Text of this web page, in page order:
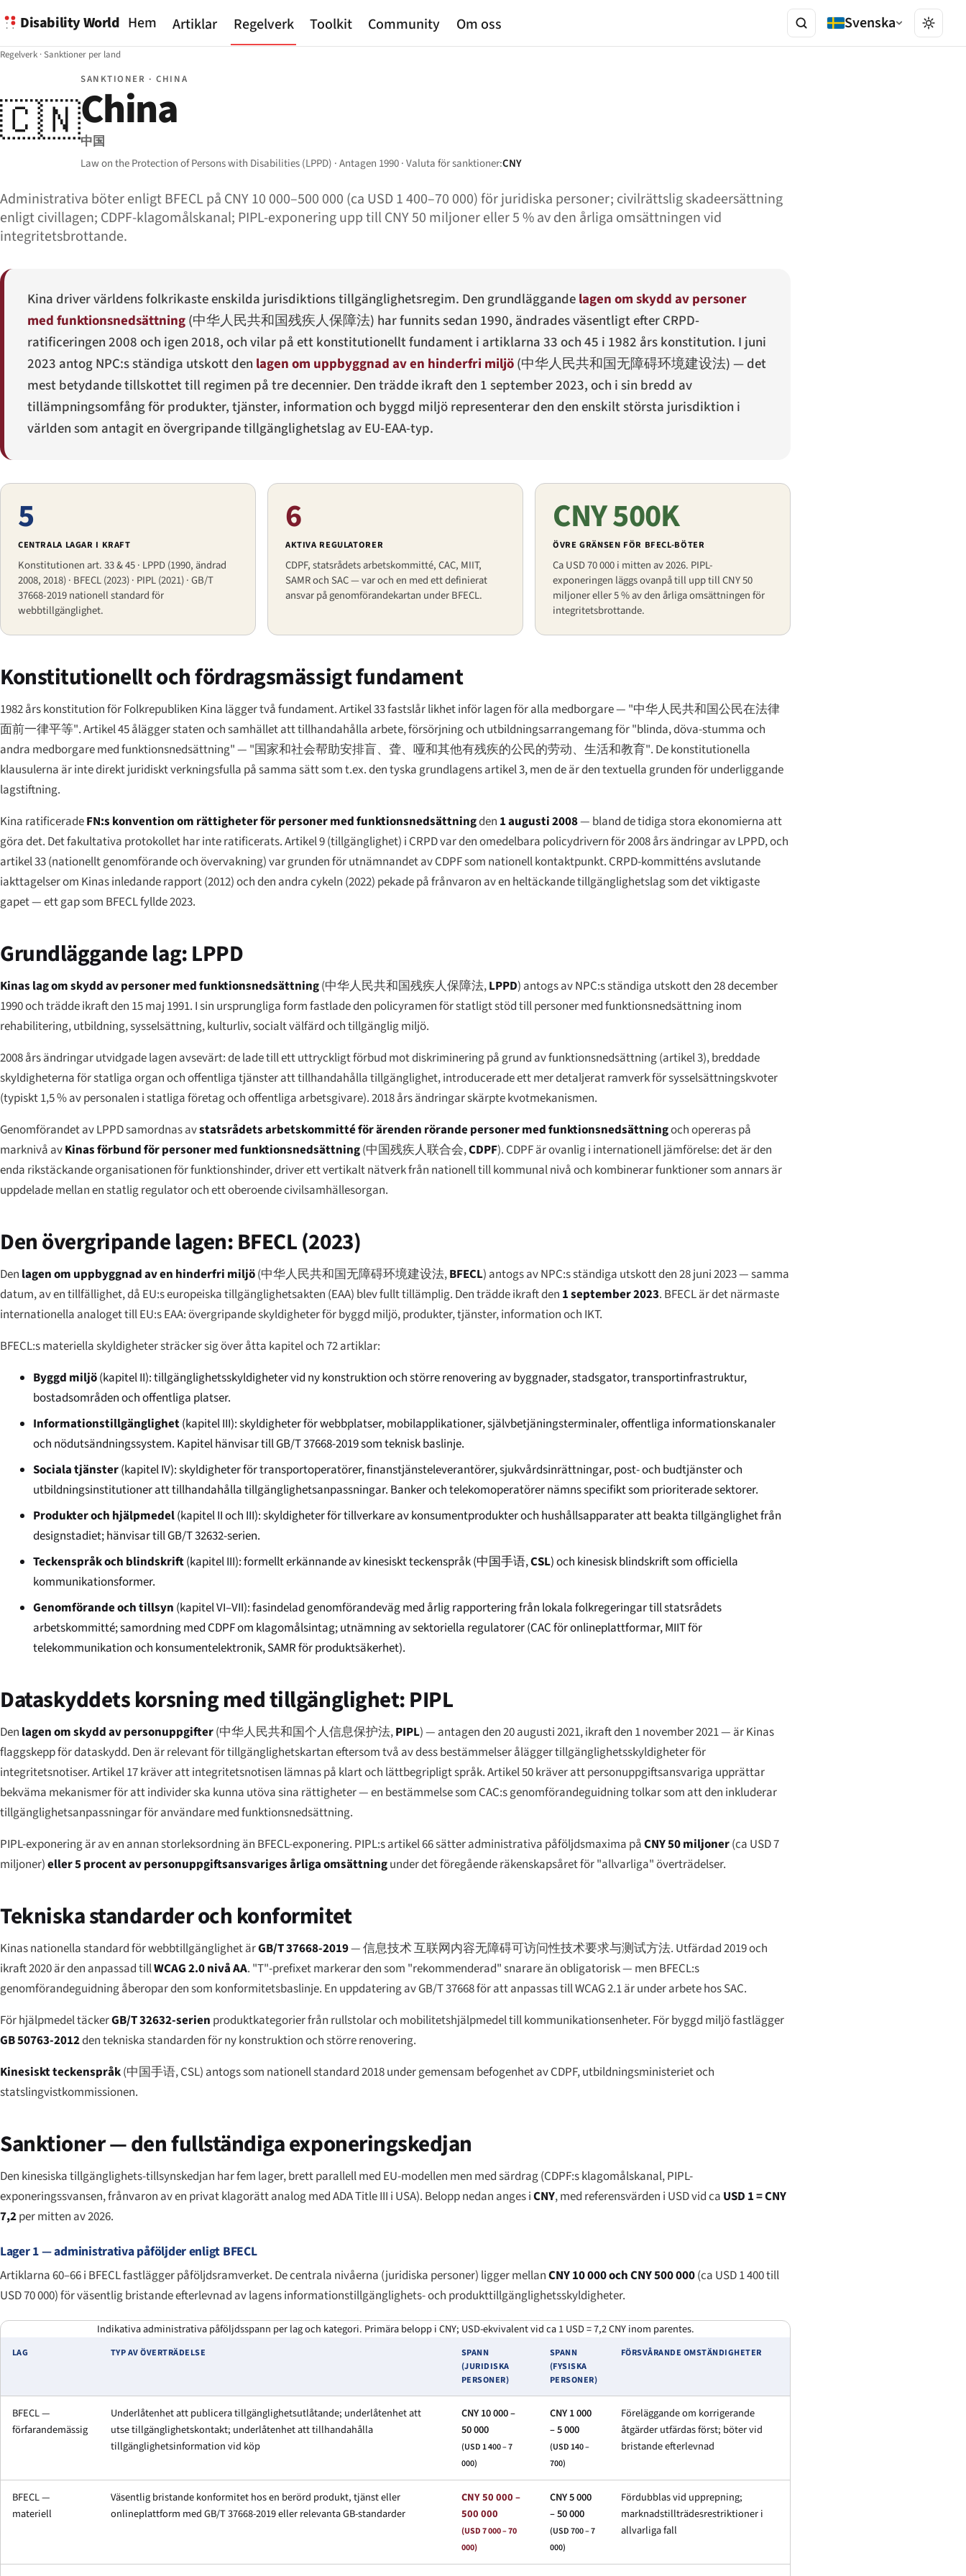
Disability World Hem Artiklar Regelverk Toolkit Community Om oss Svenska
Regelverk ·Sanktioner per land
🇨🇳
SANKTIONER · CHINA
China
中国
Law on the Protection of Persons with Disabilities (LPPD) · Antagen 1990 · Valuta för sanktioner:CNY
Administrativa böter enligt BFECL på CNY 10 000–500 000 (ca USD 1 400–70 000) för juridiska personer; civilrättslig skadeersättning
enligt civillagen; CDPF-klagomålskanal; PIPL-exponering upp till CNY 50 miljoner eller 5 % av den årliga omsättningen vid
integritetsbrottande.
Kina driver världens folkrikaste enskilda jurisdiktions tillgänglighetsregim. Den grundläggandelagen om skydd av personer
med funktionsnedsättning(中华人民共和国残疾人保障法) har funnits sedan 1990, ändrades väsentligt efter CRPD-
ratificeringen 2008 och igen 2018, och vilar på ett konstitutionellt fundament i artiklarna 33 och 45 i 1982 års konstitution. I juni
2023 antog NPC:s ständiga utskott den lagen om uppbyggnad av en hinderfri miljö(中华人民共和国无障碍环境建设法) — det
mest betydande tillskottet till regimen på tre decennier. Den trädde ikraft den 1 september 2023, och i sin bredd av
tillämpningsomfång för produkter, tjänster, information och byggd miljö representerar den den enskilt största jurisdiktion i
världen som antagit en övergripande tillgänglighetslag av EU-EAA-typ.
5
CENTRALA LAGAR I KRAFT
Konstitutionen art. 33 & 45 · LPPD (1990, ändrad
2008, 2018) · BFECL (2023) · PIPL (2021) · GB/T
37668-2019 nationell standard för
webbtillgänglighet.
6
AKTIVA REGULATORER
CDPF, statsrådets arbetskommitté, CAC, MIIT,
SAMR och SAC — var och en med ett definierat
ansvar på genomförandekartan under BFECL.
CNY 500K
ÖVRE GRÄNSEN FÖR BFECL-BÖTER
Ca USD 70 000 i mitten av 2026. PIPL-
exponeringen läggs ovanpå till upp till CNY 50
miljoner eller 5 % av den årliga omsättningen för
integritetsbrottande.
Konstitutionellt och fördragsmässigt fundament
1982 års konstitution för Folkrepubliken Kina lägger två fundament. Artikel 33 fastslår likhet inför lagen för alla medborgare — "中华人民共和国公民在法律
面前一律平等". Artikel 45 ålägger staten och samhället att tillhandahålla arbete, försörjning och utbildningsarrangemang för "blinda, döva-stumma och
andra medborgare med funktionsnedsättning" — "国家和社会帮助安排盲、聋、哑和其他有残疾的公民的劳动、生活和教育". De konstitutionella
klausulerna är inte direkt juridiskt verkningsfulla på samma sätt som t.ex. den tyska grundlagens artikel 3, men de är den textuella grunden för underliggande
lagstiftning.
Kina ratificeradeFN:s konvention om rättigheter för personer med funktionsnedsättningden 1 augusti 2008— bland de tidiga stora ekonomierna att
göra det. Det fakultativa protokollet har inte ratificerats. Artikel 9 (tillgänglighet) i CRPD var den omedelbara policydrivern för 2008 års ändringar av LPPD, och
artikel 33 (nationellt genomförande och övervakning) var grunden för utnämnandet av CDPF som nationell kontaktpunkt. CRPD-kommitténs avslutande
iakttagelser om Kinas inledande rapport (2012) och den andra cykeln (2022) pekade på frånvaron av en heltäckande tillgänglighetslag som det viktigaste
gapet — ett gap som BFECL fyllde 2023.
Grundläggande lag: LPPD
Kinas lag om skydd av personer med funktionsnedsättning(中华人民共和国残疾人保障法,LPPD) antogs av NPC:s ständiga utskott den 28 december
1990 och trädde ikraft den 15 maj 1991. I sin ursprungliga form fastlade den policyramen för statligt stöd till personer med funktionsnedsättning inom
rehabilitering, utbildning, sysselsättning, kulturliv, socialt välfärd och tillgänglig miljö.
2008 års ändringar utvidgade lagen avsevärt: de lade till ett uttryckligt förbud mot diskriminering på grund av funktionsnedsättning (artikel 3), breddade
skyldigheterna för statliga organ och offentliga tjänster att tillhandahålla tillgänglighet, introducerade ett mer detaljerat ramverk för sysselsättningskvoter
(typiskt 1,5 % av personalen i statliga företag och offentliga arbetsgivare). 2018 års ändringar skärpte kvotmekanismen.
Genomförandet av LPPD samordnas avstatsrådets arbetskommitté för ärenden rörande personer med funktionsnedsättningoch opereras på
marknivå avKinas förbund för personer med funktionsnedsättning(中国残疾人联合会,CDPF). CDPF är ovanlig i internationell jämförelse: det är den
enda rikstäckande organisationen för funktionshinder, driver ett vertikalt nätverk från nationell till kommunal nivå och kombinerar funktioner som annars är
uppdelade mellan en statlig regulator och ett oberoende civilsamhällesorgan.
Den övergripande lagen: BFECL (2023)
Den lagen om uppbyggnad av en hinderfri miljö(中华人民共和国无障碍环境建设法,BFECL) antogs av NPC:s ständiga utskott den 28 juni 2023 — samma
datum, av en tillfällighet, då EU:s europeiska tillgänglighetsakten (EAA) blev fullt tillämplig. Den trädde ikraft den 1 september 2023. BFECL är det närmaste
internationella analoget till EU:s EAA: övergripande skyldigheter för byggd miljö, produkter, tjänster, information och IKT.
BFECL:s materiella skyldigheter sträcker sig över åtta kapitel och 72 artiklar:
Byggd miljö(kapitel II): tillgänglighetsskyldigheter vid ny konstruktion och större renovering av byggnader, stadsgator, transportinfrastruktur,
bostadsområden och offentliga platser.
Informationstillgänglighet(kapitel III): skyldigheter för webbplatser, mobilapplikationer, självbetjäningsterminaler, offentliga informationskanaler
och nödutsändningssystem. Kapitel hänvisar till GB/T 37668-2019 som teknisk baslinje.
Sociala tjänster(kapitel IV): skyldigheter för transportoperatörer, finanstjänsteleverantörer, sjukvårdsinrättningar, post- och budtjänster och
utbildningsinstitutioner att tillhandahålla tillgänglighetsanpassningar. Banker och telekomoperatörer nämns specifikt som prioriterade sektorer.
Produkter och hjälpmedel(kapitel II och III): skyldigheter för tillverkare av konsumentprodukter och hushållsapparater att beakta tillgänglighet från
designstadiet; hänvisar till GB/T 32632-serien.
Teckenspråk och blindskrift(kapitel III): formellt erkännande av kinesiskt teckenspråk (中国手语,CSL) och kinesisk blindskrift som officiella
kommunikationsformer.
Genomförande och tillsyn (kapitel VI–VII): fasindelad genomförandeväg med årlig rapportering från lokala folkregeringar till statsrådets
arbetskommitté; samordning med CDPF om klagomålsintag; utnämning av sektoriella regulatorer (CAC för onlineplattformar, MIIT för
telekommunikation och konsumentelektronik, SAMR för produktsäkerhet).
Dataskyddets korsning med tillgänglighet: PIPL
Den lagen om skydd av personuppgifter(中华人民共和国个人信息保护法,PIPL) — antagen den 20 augusti 2021, ikraft den 1 november 2021 — är Kinas
flaggskepp för dataskydd. Den är relevant för tillgänglighetskartan eftersom två av dess bestämmelser ålägger tillgänglighetsskyldigheter för
integritetsnotiser. Artikel 17 kräver att integritetsnotisen lämnas på klart och lättbegripligt språk. Artikel 50 kräver att personuppgiftsansvariga upprättar
bekväma mekanismer för att individer ska kunna utöva sina rättigheter — en bestämmelse som CAC:s genomförandeguidning tolkar som att den inkluderar
tillgänglighetsanpassningar för användare med funktionsnedsättning.
PIPL-exponering är av en annan storleksordning än BFECL-exponering. PIPL:s artikel 66 sätter administrativa påföljdsmaxima påCNY 50 miljoner(ca USD 7
miljoner)eller 5 procent av personuppgiftsansvariges årliga omsättningunder det föregående räkenskapsåret för "allvarliga" överträdelser.
Tekniska standarder och konformitet
Kinas nationella standard för webbtillgänglighet ärGB/T 37668-2019—信息技术 互联网内容无障碍可访问性技术要求与测试方法. Utfärdad 2019 och
ikraft 2020 är den anpassad tillWCAG 2.0 nivå AA. "T"-prefixet markerar den som "rekommenderad" snarare än obligatorisk — men BFECL:s
genomförandeguidning åberopar den som konformitetsbaslinje. En uppdatering av GB/T 37668 för att anpassas till WCAG 2.1 är under arbete hos SAC.
För hjälpmedel täckerGB/T 32632-serien produktkategorier från rullstolar och mobilitetshjälpmedel till kommunikationsenheter. För byggd miljö fastlägger
GB 50763-2012den tekniska standarden för ny konstruktion och större renovering.
Kinesiskt teckenspråk(中国手语, CSL) antogs som nationell standard 2018 under gemensam befogenhet av CDPF, utbildningsministeriet och
statslingvistkommissionen.
Sanktioner — den fullständiga exponeringskedjan
Den kinesiska tillgänglighets-tillsynskedjan har fem lager, brett parallell med EU-modellen men med särdrag (CDPF:s klagomålskanal, PIPL-
exponeringssvansen, frånvaron av en privat klagorätt analog med ADA Title III i USA). Belopp nedan anges iCNY, med referensvärden i USD vid ca USD 1 = CNY
7,2per mitten av 2026.
Lager 1 — administrativa påföljder enligt BFECL
Artiklarna 60–66 i BFECL fastlägger påföljdsramverket. De centrala nivåerna (juridiska personer) ligger mellanCNY 10 000 och CNY 500 000(ca USD 1 400 till
USD 70 000) för väsentlig bristande efterlevnad av lagens informationstillgänglighets- och produkttillgänglighetsskyldigheter.
Indikativa administrativa påföljdsspann per lag och kategori. Primära belopp i CNY; USD-ekvivalent vid ca 1 USD = 7,2 CNY inom parentes.
LAG TYP AV ÖVERTRÄDELSE
SPANN
(JURIDISKA
PERSONER)
SPANN
(FYSISKA
PERSONER)
FÖRSVÅRANDE OMSTÄNDIGHETER
BFECL —
förfarandemässig
Underlåtenhet att publicera tillgänglighetsutlåtande; underlåtenhet att
utse tillgänglighetskontakt; underlåtenhet att tillhandahålla
tillgänglighetsinformation vid köp
CNY 10 000 –
50 000
(USD 1 400 – 7
000)
CNY 1 000
– 5 000
(USD 140 –
700)
Föreläggande om korrigerande
åtgärder utfärdas först; böter vid
bristande efterlevnad
BFECL —
materiell
Väsentlig bristande konformitet hos en berörd produkt, tjänst eller
onlineplattform med GB/T 37668-2019 eller relevanta GB-standarder
CNY 50 000 –
500 000
(USD 7 000 – 70
000)
CNY 5 000
– 50 000
(USD 700 – 7
000)
Fördubblas vid upprepning;
marknadstillträdesrestriktioner i
allvarliga fall